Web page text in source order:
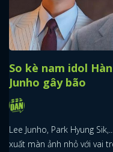
So kè nam idol
Junho gây bão
Lee Junho, Park Hyung
xuất màn ảnh nhỏ với vai